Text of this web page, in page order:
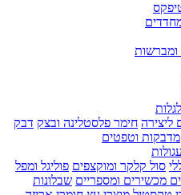
ומברשות
ליצירה חימר פלסטלינה ובצק דבק
מדבקות וטפטים
סול קלקר ומוקצפים פוליגל ומפל
מכשירים ומספריים שבלונות